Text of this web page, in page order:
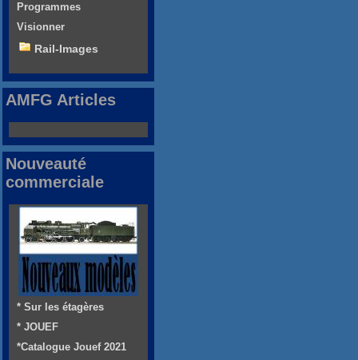
Programmes
Visionner
Rail-Images
AMFG Articles
Nouveauté
commerciale
* Sur les étagères
* JOUEF
*Catalogue Jouef 2021